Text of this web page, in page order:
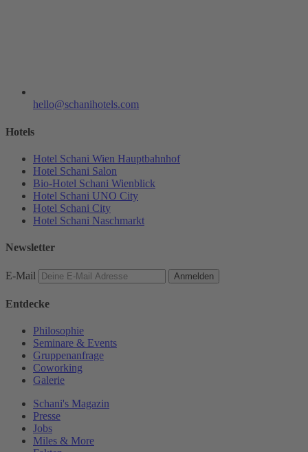
hello@schanihotels.com
Hotels
Hotel Schani Wien Hauptbahnhof
Hotel Schani Salon
Bio-Hotel Schani Wienblick
Hotel Schani UNO City
Hotel Schani City
Hotel Schani Naschmarkt
Newsletter
E-Mail Anmelden
Entdecke
Philosophie
Seminare & Events
Gruppenanfrage
Coworking
Galerie
Schani's Magazin
Presse
Jobs
Miles & More